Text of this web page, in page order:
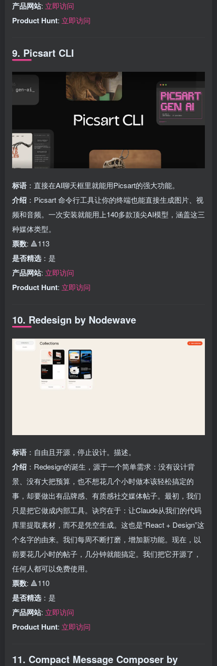
产品网站: 立即访问
Product Hunt: 立即访问
9. Picsart CLI
标语 ：直接在AI聊天框里就能用Picsart的强大功能。
介绍 ：Picsart 命令行工具让你的终端也能直接生成图片、视
频和音频。一次安装就能用上140多款顶尖AI模型，涵盖这三
种媒体类型。
票数: 🔺113
是否精选 ：是
产品网站: 立即访问
Product Hunt: 立即访问
10. Redesign by Nodewave
标语 ：自由且开源，停止设计。描述。
介绍 ：Redesign的诞生，源于一个简单需求：没有设计背
景、没有大把预算，也不想花几个小时做本该轻松搞定的
事，却要做出有品牌感、有质感社交媒体帖子。最初，我们
只是把它做成内部工具。诀窍在于：让Claude从我们的代码
库里提取素材，而不是凭空生成。这也是“React + Design”这
个名字的由来。我们每周不断打磨，增加新功能。现在，以
前要花几小时的帖子，几分钟就能搞定。我们把它开源了，
任何人都可以免费使用。
票数: 🔺110
是否精选 ：是
产品网站: 立即访问
Product Hunt: 立即访问
11. Compact Message Composer by